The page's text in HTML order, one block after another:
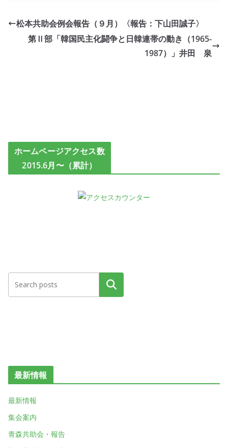
松本共助会例会報告（９月）〈報告：下山田誠子〉
第Ⅱ部「韓国民主化闘争と日韓連帯の動き（1965-
1987）」井田 泉
ホームページアクセス数
2015.6月〜（累計）
検索
最新情報
最新情報
集会案内
青森共助会・報告